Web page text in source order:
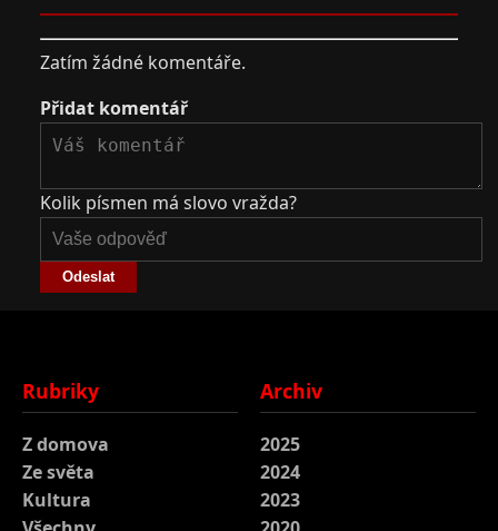
Zatím žádné komentáře.
Přidat komentář
Kolik písmen má slovo vražda?
Odeslat
Rubriky
Z domova
Ze světa
Kultura
Archiv
2025
2024
2023